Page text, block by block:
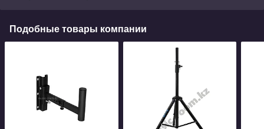
Подобные товары компании